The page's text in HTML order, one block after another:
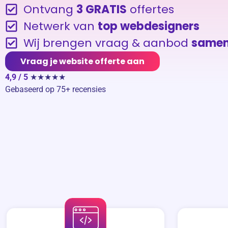
Ontvang 3 GRATIS offertes
Netwerk van top webdesigners
Wij brengen vraag & aanbod
Vraag je website offerte aan
4,9 / 5 ★★★★★
Gebaseerd op 75+ recensies